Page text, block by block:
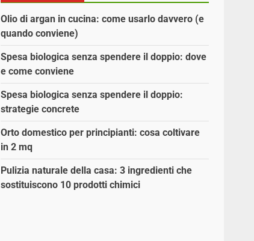
Olio di argan in cucina: come usarlo davvero (e
quando conviene)
Spesa biologica senza spendere il doppio: dove
e come conviene
Spesa biologica senza spendere il doppio:
strategie concrete
Orto domestico per principianti: cosa coltivare
in 2 mq
Pulizia naturale della casa: 3 ingredienti che
sostituiscono 10 prodotti chimici